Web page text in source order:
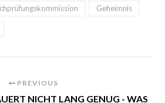
Geheimnis
PREVIOUS
NICHT LANG GENUG - WAS